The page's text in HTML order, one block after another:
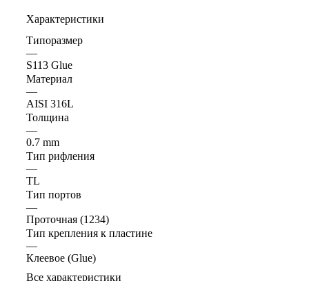
Характеристики
Типоразмер
—
S113 Glue
Материал
—
AISI 316L
Толщина
—
0.7 mm
Тип рифления
—
ТL
Тип портов
—
Проточная (1234)
Тип крепления к пластине
—
Клеевое (Glue)
Все характеристики